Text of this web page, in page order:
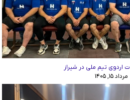
اردوی تیم ملی در شیراز
مرداد ۱۵, ۱۴۰۵